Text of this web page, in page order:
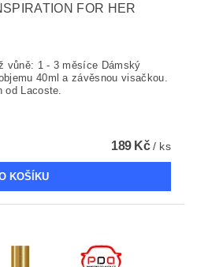
FOR HER
vůně: 1 - 3 měsíce Dámský
40ml a závěsnou visačkou.
od Lacoste.
189 Kč/ ks